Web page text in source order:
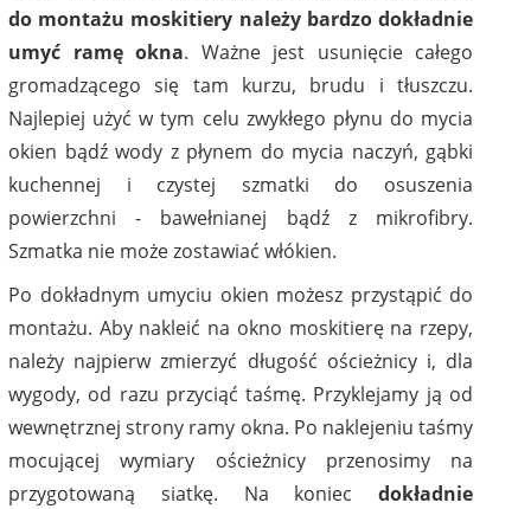
do montażu moskitiery należy bardzo dokładnie
umyć ramę okna. Ważne jest usunięcie całego
gromadzącego się tam kurzu, brudu i tłuszczu.
Najlepiej użyć w tym celu zwykłego płynu do mycia
okien bądź wody z płynem do mycia naczyń, gąbki
kuchennej i czystej szmatki do osuszenia
powierzchni - bawełnianej bądź z mikrofibry.
Szmatka nie może zostawiać włókien.
Po dokładnym umyciu okien możesz przystąpić do
montażu. Aby nakleić na okno moskitierę na rzepy,
należy najpierw zmierzyć długość ościeżnicy i, dla
wygody, od razu przyciąć taśmę. Przyklejamy ją od
wewnętrznej strony ramy okna. Po naklejeniu taśmy
mocującej wymiary ościeżnicy przenosimy na
przygotowaną siatkę. Na koniec dokładnie